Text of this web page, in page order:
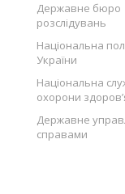
Державне бюро
розслідувань
Національна
України
Національна
охорони
Державне
справами